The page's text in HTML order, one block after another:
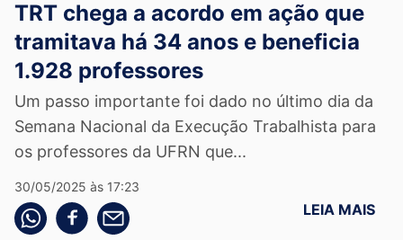
TRT chega a acordo em ação que
tramitava há 34 anos e beneficia
1.928 professores
Um passo importante foi dado no último dia da
Semana Nacional da Execução Trabalhista para
os professores da UFRN que...
30/05/2025 às 17:23
Compartilhe pelo whatsapp
Compartilhar no facebook
Compartilhe pelo email LEIA MAIS